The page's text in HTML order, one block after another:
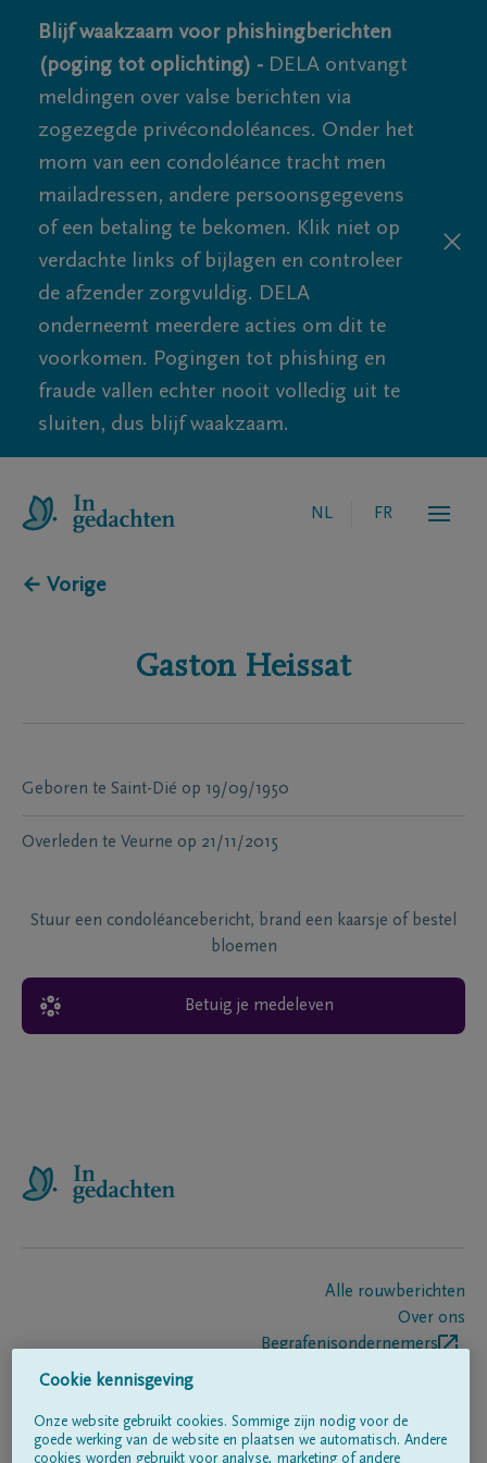
Blijf waakzaam voor phishingberichten
(poging tot oplichting) - DELA ontvangt
meldingen over valse berichten via
zogezegde privécondoléances. Onder het
mom van een condoléance tracht men
mailadressen, andere persoonsgegevens
of een betaling te bekomen. Klik niet op
verdachte links of bijlagen en controleer
de afzender zorgvuldig. DELA
onderneemt meerdere acties om dit te
voorkomen. Pogingen tot phishing en
fraude vallen echter nooit volledig uit te
sluiten, dus blijf waakzaam.
NL FR
← Vorige
Gaston Heissat
Geboren te Saint-Dié op 19/09/1950
Overleden te Veurne op 21/11/2015
Stuur een condoléancebericht, brand een kaarsje of bestel
bloemen
Betuig je medeleven
Alle rouwberichten
Over ons
Begrafenisondernemers
Volg ons op
Cookie kennisgeving
Onze website gebruikt cookies. Sommige zijn nodig voor de
goede werking van de website en plaatsen we automatisch. Andere
cookies worden gebruikt voor analyse, marketing of andere